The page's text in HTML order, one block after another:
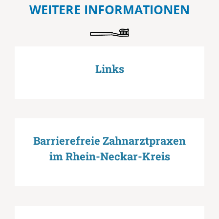
WEITERE INFORMATIONEN
Links
Barrierefreie Zahnarztpraxen
im Rhein-Neckar-Kreis